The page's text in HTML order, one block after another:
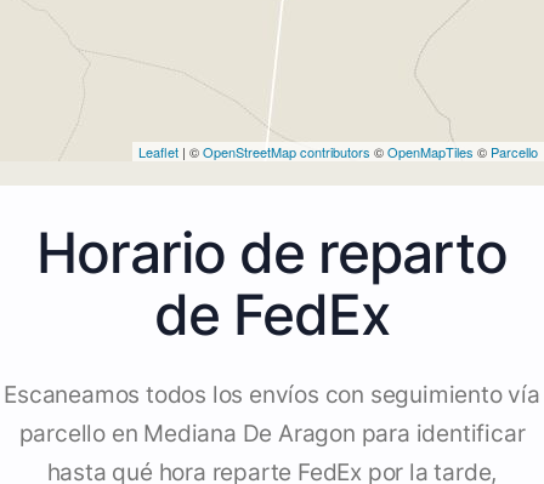
Leaflet | ©OpenStreetMap contributors ©OpenMapTiles © Parcello
Horario de reparto
de FedEx
Escaneamos todos los envíos con seguimiento vía
parcello en Mediana De Aragon para identificar
hasta qué hora reparte FedEx por la tarde,